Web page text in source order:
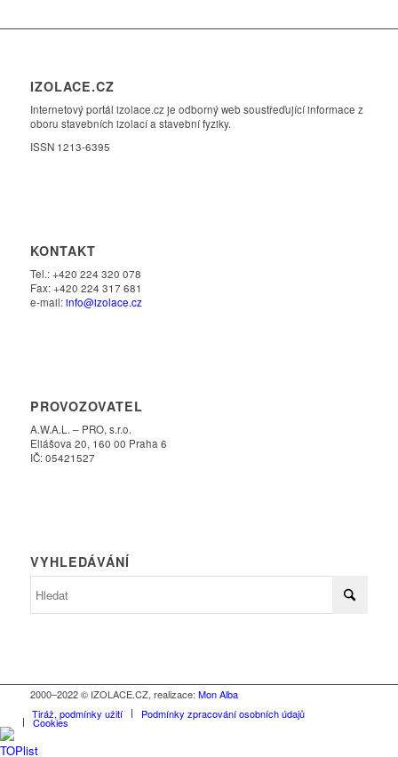
IZOLACE.CZ
Internetový portál izolace.cz je odborný web soustřeďující informace z
oboru stavebních izolací a stavební fyziky.
ISSN 1213-6395
KONTAKT
Tel.: +420 224 320 078
Fax: +420 224 317 681
e-mail:info@izolace.cz
PROVOZOVATEL
A.W.A.L. – PRO, s.r.o.
Eliášova 20, 160 00 Praha 6
IČ: 05421527
VYHLEDÁVÁNÍ
2000–2022 © IZOLACE.CZ, realizace: Mon Alba
Tiráž, podmínky užití
Podmínky zpracování osobních údajů
Cookies